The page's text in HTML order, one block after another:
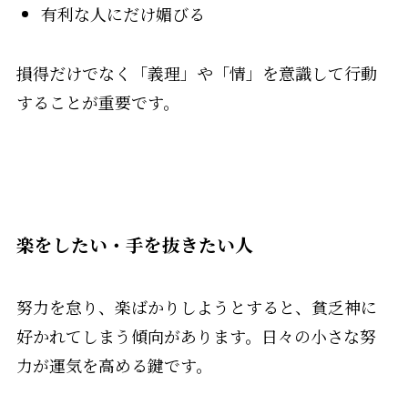
有利な人にだけ媚びる
損得だけでなく「義理」や「情」を意識して行動
することが重要です。
楽をしたい・手を抜きたい人
努力を怠り、楽ばかりしようとすると、貧乏神に
好かれてしまう傾向があります。日々の小さな努
力が運気を高める鍵です。